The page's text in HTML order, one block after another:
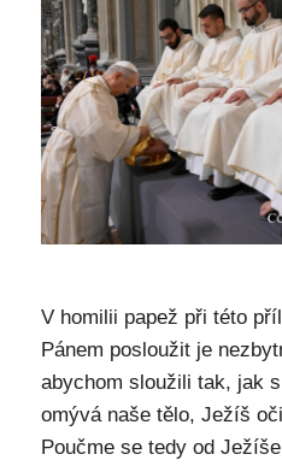
V homilii papež při této
Pánem posloužit je
abychom sloužili tak, jak
omývá naše tělo, Ježíš
Poučme se tedy od